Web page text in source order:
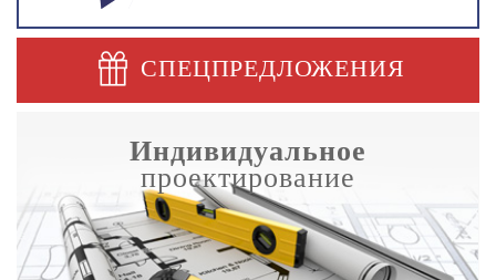
СПЕЦПРЕДЛОЖЕНИЯ
Индивидуальное
проектирование